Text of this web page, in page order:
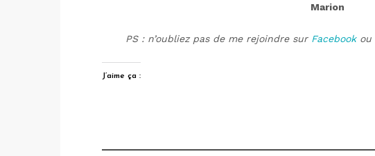
Marion
PS : n’oubliez pas de me rejoindre sur Facebookou
J’aime ça :